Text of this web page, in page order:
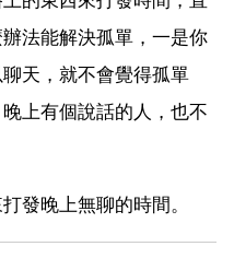
法能解決孤單，一是你
天，就不會覺得孤單
上有個說話的人，也不
發晚上無聊的時間。